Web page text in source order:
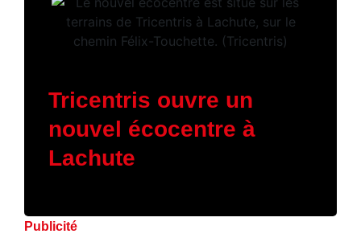
Tricentris ouvre un
nouvel écocentre à
Lachute
Publicité